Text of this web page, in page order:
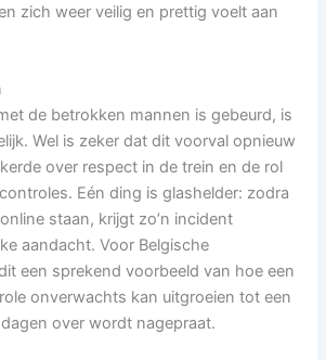
zich weer veilig en prettig voelt aan
de betrokken mannen is gebeurd, is
Wel is zeker dat dit voorval opnieuw
over respect in de trein en de rol
Eén ding is glashelder: zodra
staan, krijgt zo’n incident
aandacht. Voor Belgische
een sprekend voorbeeld van hoe een
onverwachts kan uitgroeien tot een
over wordt nagepraat.